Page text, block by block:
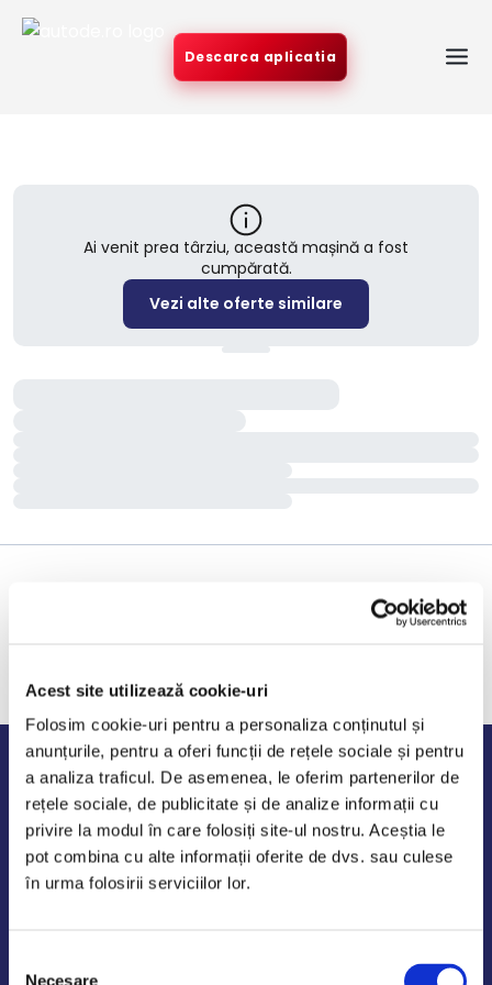
Acest site utilizează cookie-uri
Folosim cookie-uri pentru a personaliza conținutul și
anunțurile, pentru a oferi funcții de rețele sociale și pentru
a analiza traficul. De asemenea, le oferim partenerilor de
rețele sociale, de publicitate și de analize informații cu
privire la modul în care folosiți site-ul nostru. Aceștia le
pot combina cu alte informații oferite de dvs. sau culese
în urma folosirii serviciilor lor.
Necesare
Descarca aplicatia
Ai venit prea târziu, această mașină a fost
cumpărată.
Vezi alte oferte similare
Program de lucru
Luni - Vineri: 09:00-18:00
Sambata - Duminica: 10:00-14:00